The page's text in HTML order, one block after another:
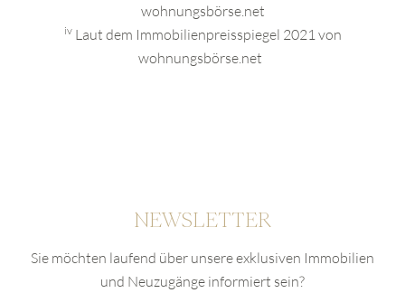
wohnungsbörse.net
ivLaut dem Immobilienpreisspiegel 2021 von
wohnungsbörse.net
NEWSLETTER
Sie möchten laufend über unsere exklusiven Immobilien
und Neuzugänge informiert sein?